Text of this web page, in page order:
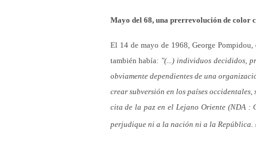
Mayo del 68, una prerrevolución de color
El 14 de mayo de 1968, George
también había: "(...) individuos decididos,
obviamente dependientes de una
crear subversión en los países
cita de la paz en el Lejano Oriente (NDA :
perjudique ni a la nación ni a la República.